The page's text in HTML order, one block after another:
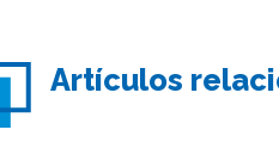
Artículos